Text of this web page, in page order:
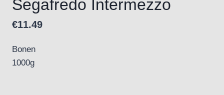
Segafredo Intermezzo
€11.49
Bonen
1000g